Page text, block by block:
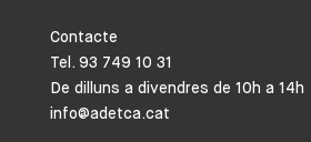
Contacte
Tel. 93 749 10 31
De dilluns a divendres de 10h a 14h
info@adetca.cat